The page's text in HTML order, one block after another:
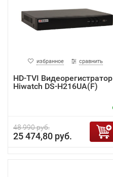
избранное сравнить
HD-TVI Видеорегистратор
Hiwatch DS-H216UA(F)
48 990 руб.
25 474,80 руб.